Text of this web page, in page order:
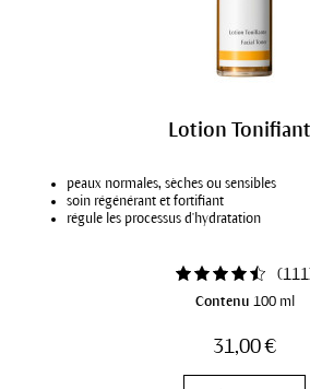
Lotion
peaux normales, sèches ou sensibles
soin régénérant et fortifiant
régule les processus d'hydratation
(111
Contenu 100 ml
31,00 €